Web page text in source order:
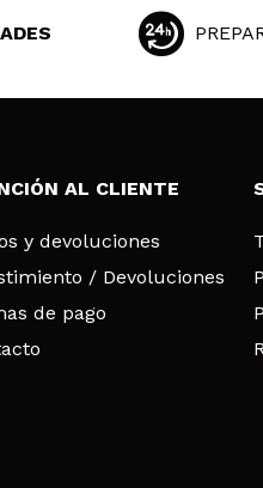
AL CLIENTE
y devoluciones
/ Devoluciones
de pago